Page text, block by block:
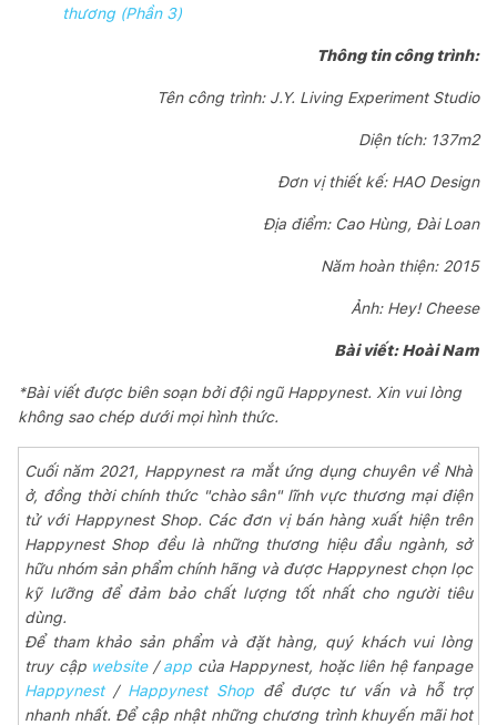
thương (Phần 3)
Thông tin công trình:
Tên công trình: J.Y. Living Experiment Studio
Diện tích: 137m2
Đơn vị thiết kế: HAO Design
Địa điểm: Cao Hùng, Đài Loan
Năm hoàn thiện: 2015
Ảnh: Hey! Cheese
Bài viết: Hoài Nam
*Bài viết được biên soạn bởi đội ngũ Happynest. Xin vui lòng
không sao chép dưới mọi hình thức.
Cuối năm 2021, Happynest ra mắt ứng dụng chuyên về Nhà
ở, đồng thời chính thức "chào sân" lĩnh vực thương mại điện
tử với Happynest Shop. Các đơn vị bán hàng xuất hiện trên
Happynest Shop đều là những thương hiệu đầu ngành, sở
hữu nhóm sản phẩm chính hãng và được Happynest chọn lọc
kỹ lưỡng để đảm bảo chất lượng tốt nhất cho người tiêu
dùng.
Để tham khảo sản phẩm và đặt hàng, quý khách vui lòng
truy cập website/app của Happynest, hoặc liên hệ fanpage
Happynest/ Happynest Shop để được tư vấn và hỗ trợ
nhanh nhất. Để cập nhật những chương trình khuyến mãi hot